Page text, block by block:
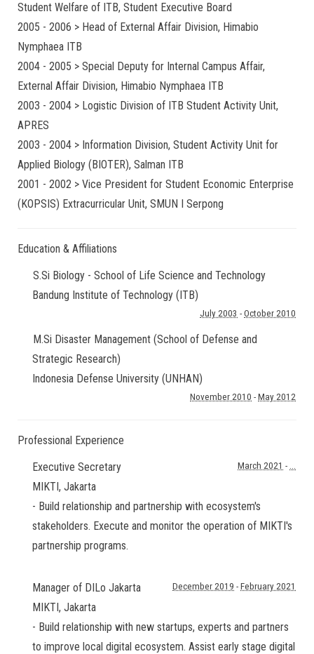
Student Welfare of ITB, Student Executive Board
2005 - 2006 > Head of External Affair Division, Himabio
Nymphaea ITB
2004 - 2005 > Special Deputy for Internal Campus Affair,
External Affair Division, Himabio Nymphaea ITB
2003 - 2004 > Logistic Division of ITB Student Activity Unit,
APRES
2003 - 2004 > Information Division, Student Activity Unit for
Applied Biology (BIOTER), Salman ITB
2001 - 2002 > Vice President for Student Economic Enterprise
(KOPSIS) Extracurricular Unit, SMUN I Serpong
Education & Affiliations
S.Si Biology - School of Life Science and Technology
Bandung Institute of Technology (ITB)
July 2003 - October 2010
M.Si Disaster Management (School of Defense and
Strategic Research)
Indonesia Defense University (UNHAN)
November 2010 - May 2012
Professional Experience
Executive Secretary
MIKTI, Jakarta
March 2021 - ...
- Build relationship and partnership with ecosystem's
stakeholders. Execute and monitor the operation of MIKTI's
partnership programs.
Manager of DILo Jakarta
MIKTI, Jakarta
December 2019 - February 2021
- Build relationship with new startups, experts and partners
to improve local digital ecosystem. Assist early stage digital